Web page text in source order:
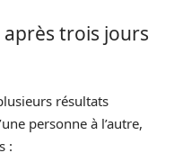
trois jours
résultats
personne à l’autre,
: